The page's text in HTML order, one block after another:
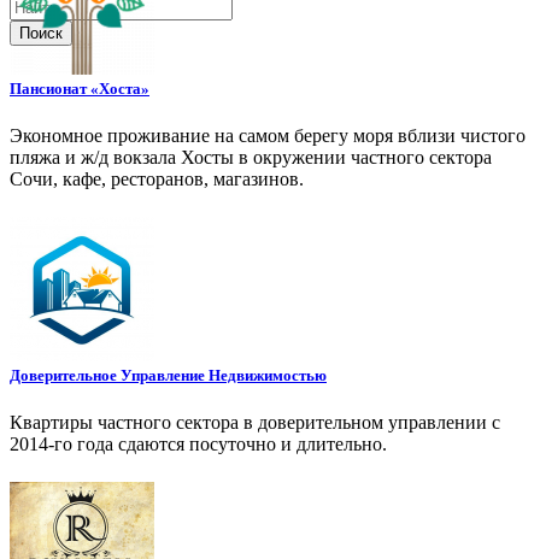
Поиск
Пансионат «Хоста»
Экономное проживание на самом берегу моря вблизи чистого
пляжа и ж/д вокзала Хосты в окружении частного сектора
Сочи, кафе, ресторанов, магазинов.
Доверительное Управление Недвижимостью
Квартиры частного сектора в доверительном управлении с
2014-го года сдаются посуточно и длительно.